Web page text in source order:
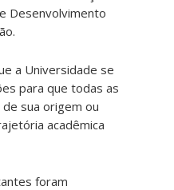
Desenvolvimento
a Universidade se
para que todas as
sua origem ou
acadêmica
foram